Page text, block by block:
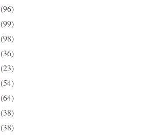
(96)
(99)
(98)
(36)
(23)
(54)
(64)
(38)
(38)